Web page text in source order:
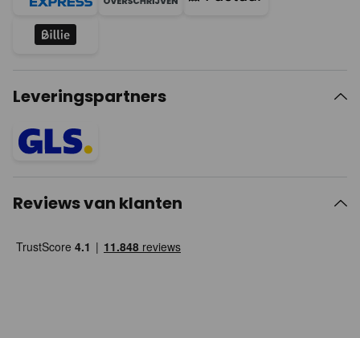
Leveringspartners
Reviews van klanten